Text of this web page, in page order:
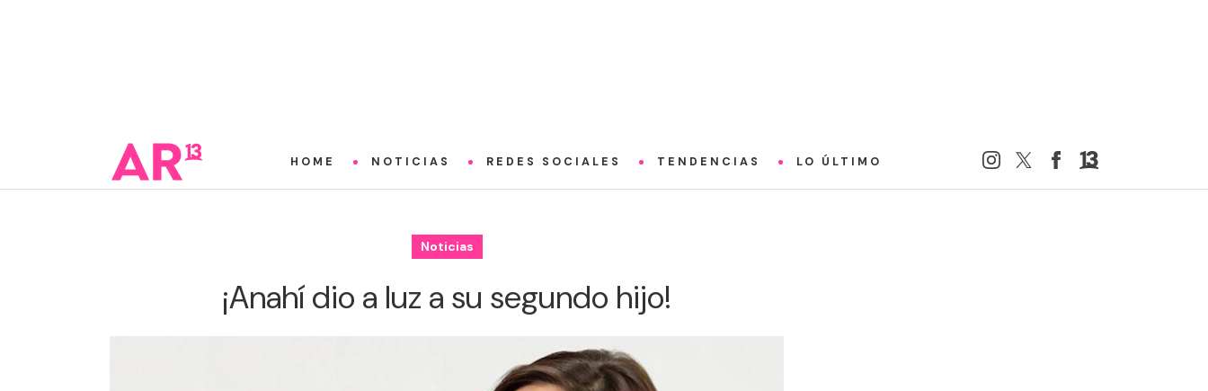
HOME NOTICIAS REDES SOCIALES TENDENCIAS LO ÚLTIMO
Noticias
¡Anahí dio a luz a su segundo hijo!